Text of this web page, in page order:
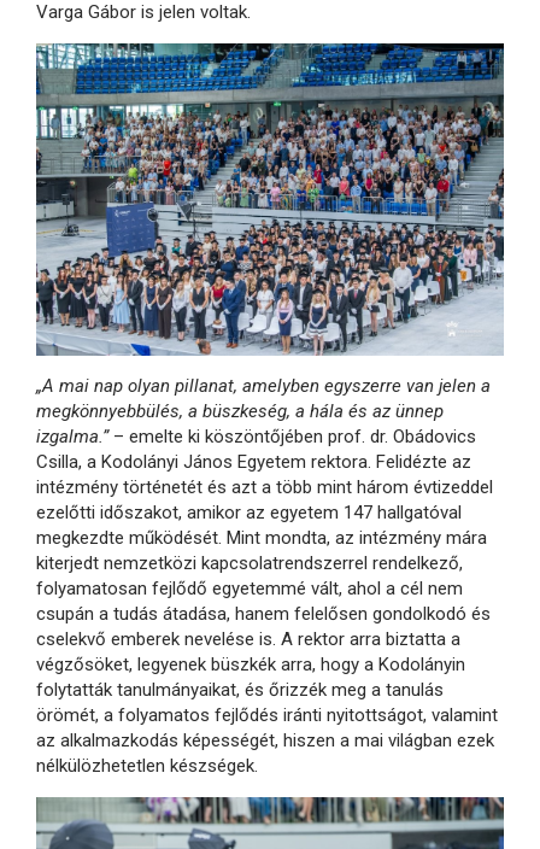
Varga Gábor is jelen voltak.
„A mai nap olyan pillanat, amelyben egyszerre van jelen a
megkönnyebbülés, a büszkeség, a hála és az ünnep
izgalma.”– emelte ki köszöntőjében prof. dr. Obádovics
Csilla, a Kodolányi János Egyetem rektora. Felidézte az
intézmény történetét és azt a több mint három évtizeddel
ezelőtti időszakot, amikor az egyetem 147 hallgatóval
megkezdte működését. Mint mondta, az intézmény mára
kiterjedt nemzetközi kapcsolatrendszerrel rendelkező,
folyamatosan fejlődő egyetemmé vált, ahol a cél nem
csupán a tudás átadása, hanem felelősen gondolkodó és
cselekvő emberek nevelése is. A rektor arra biztatta a
végzősöket, legyenek büszkék arra, hogy a Kodolányin
folytatták tanulmányaikat, és őrizzék meg a tanulás
örömét, a folyamatos fejlődés iránti nyitottságot, valamint
az alkalmazkodás képességét, hiszen a mai világban ezek
nélkülözhetetlen készségek.